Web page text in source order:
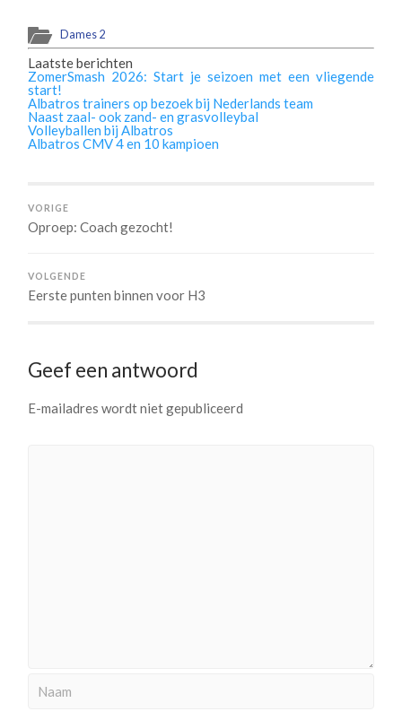
Dames 2
Laatste berichten
ZomerSmash 2026: Start je seizoen met een vliegende
start!
Albatros trainers op bezoek bij Nederlands team
Naast zaal- ook zand- en grasvolleybal
Volleyballen bij Albatros
Albatros CMV 4 en 10 kampioen
VORIGE
Oproep: Coach gezocht!
VOLGENDE
Eerste punten binnen voor H3
Geef een antwoord
E-mailadres wordt niet gepubliceerd